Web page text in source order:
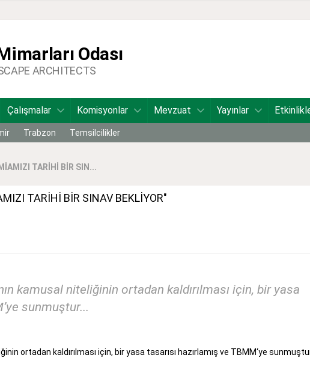
Odası
ARCHITECTS
Çalışmalar Komisyonlar Mevzuat Yayınlar
Trabzon Temsilcilikler
TARİHİ BİR SIN...
TARİHİ BİR SINAV BEKLİYOR"
kamusal niteliğinin ortadan kaldırılması için, bir yasa
sunmuştur...
ortadan kaldırılması için, bir yasa tasarısı hazırlamış ve TBMM‘ye